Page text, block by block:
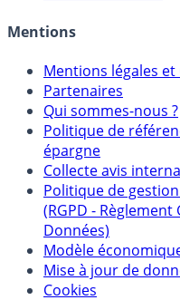
Crédit immobilier
Mentions
Mentions légales et
Partenaires
Qui sommes-nous ?
Politique de
épargne
Collecte avis
Politique de
(RGPD - Règlement
Données)
Modèle économique